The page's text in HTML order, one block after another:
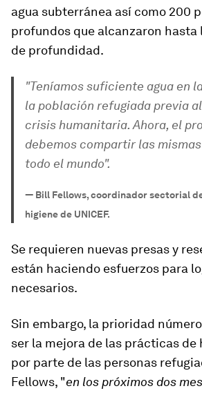
agua subterránea así como 200
profundos que alcanzaron hasta
de profundidad.
"Teníamos suficiente agua en
la población refugiada previa
crisis humanitaria. Ahora, el
debemos compartir las
todo el mundo".
— Bill Fellows, coordinador sectorial
higiene de UNICEF.
Se requieren nuevas presas y
están haciendo esfuerzos para
necesarios.
Sin embargo, la prioridad
ser la mejora de las prácticas de
por parte de las personas
Fellows, "en los próximos dos